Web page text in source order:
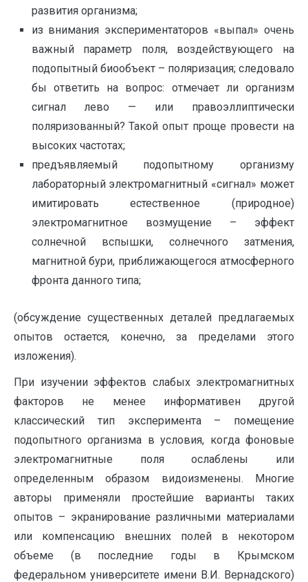
развития организма;
из внимания экспериментаторов «выпал» очень
важный параметр поля, воздействующего на
подопытный биообъект – поляризация; следовало
бы ответить на вопрос: отмечает ли организм
сигнал лево — или правоэллиптически
поляризованный? Такой опыт проще провести на
высоких частотах;
предъявляемый подопытному организму
лабораторный электромагнитный «сигнал» может
имитировать естественное (природное)
электромагнитное возмущение – эффект
солнечной вспышки, солнечного затмения,
магнитной бури, приближающегося атмосферного
фронта данного типа;
(обсуждение существенных деталей предлагаемых
опытов остается, конечно, за пределами этого
изложения).
При изучении эффектов слабых электромагнитных
факторов не менее информативен другой
классический тип эксперимента – помещение
подопытного организма в условия, когда фоновые
электромагнитные поля ослаблены или
определенным образом видоизменены. Многие
авторы применяли простейшие варианты таких
опытов – экранирование различными материалами
или компенсацию внешних полей в некотором
объеме (в последние годы в Крымском
федеральном университете имени В.И. Вернадского)